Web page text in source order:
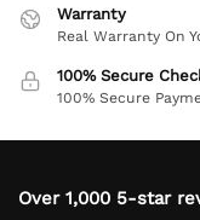
Warranty
Real Warranty On
100% Secure
100% Secure
Over 1,000 5-star